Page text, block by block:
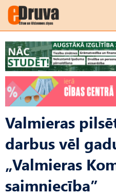
Valmieras
darbus vēl
„Valmieras
saimniecība”